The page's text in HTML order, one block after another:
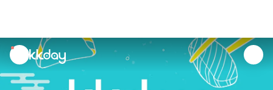
unread
notifications